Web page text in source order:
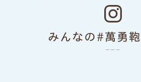
みんなの#萬勇